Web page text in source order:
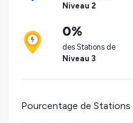
Niveau 2
0%
des Stations de
Niveau 3
Pourcentage de